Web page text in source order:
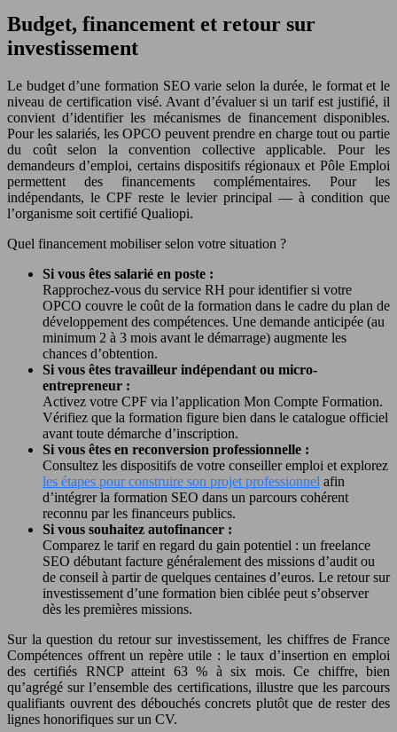
Budget, financement et retour sur
investissement
Le budget d’une formation SEO varie selon la durée, le format et le
niveau de certification visé. Avant d’évaluer si un tarif est justifié, il
convient d’identifier les mécanismes de financement disponibles.
Pour les salariés, les OPCO peuvent prendre en charge tout ou partie
du coût selon la convention collective applicable. Pour les
demandeurs d’emploi, certains dispositifs régionaux et Pôle Emploi
permettent des financements complémentaires. Pour les
indépendants, le CPF reste le levier principal — à condition que
l’organisme soit certifié Qualiopi.
Quel financement mobiliser selon votre situation ?
Si vous êtes salarié en poste :
Rapprochez-vous du service RH pour identifier si votre
OPCO couvre le coût de la formation dans le cadre du plan de
développement des compétences. Une demande anticipée (au
minimum 2 à 3 mois avant le démarrage) augmente les
chances d’obtention.
Si vous êtes travailleur indépendant ou micro-
entrepreneur :
Activez votre CPF via l’application Mon Compte Formation.
Vérifiez que la formation figure bien dans le catalogue officiel
avant toute démarche d’inscription.
Si vous êtes en reconversion professionnelle :
Consultez les dispositifs de votre conseiller emploi et explorez
les étapes pour construire son projet professionnel afin
d’intégrer la formation SEO dans un parcours cohérent
reconnu par les financeurs publics.
Si vous souhaitez autofinancer :
Comparez le tarif en regard du gain potentiel : un freelance
SEO débutant facture généralement des missions d’audit ou
de conseil à partir de quelques centaines d’euros. Le retour sur
investissement d’une formation bien ciblée peut s’observer
dès les premières missions.
Sur la question du retour sur investissement, les chiffres de France
Compétences offrent un repère utile : le taux d’insertion en emploi
des certifiés RNCP atteint 63 % à six mois. Ce chiffre, bien
qu’agrégé sur l’ensemble des certifications, illustre que les parcours
qualifiants ouvrent des débouchés concrets plutôt que de rester des
lignes honorifiques sur un CV.